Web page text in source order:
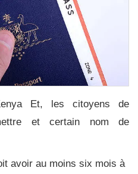
Et, les citoyens de
et certain nom de
avoir au moins six mois à